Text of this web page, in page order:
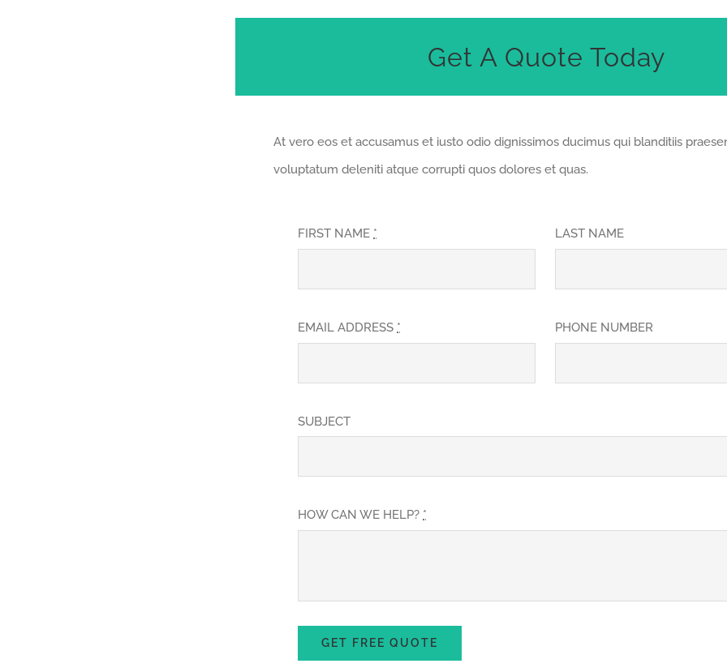
Get A Quote Today
At vero eos et accusamus et iusto odio dignissimos ducimus qui blanditiis
voluptatum deleniti atque corrupti quos dolores et quas.
FIRST NAME *
EMAIL ADDRESS *
LAST NAME
PHONE NUMBER
SUBJECT
HOW CAN WE HELP? *
GET FREE QUOTE